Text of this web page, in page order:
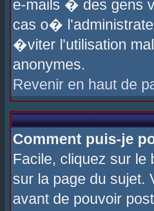
e-mails � des gens
cas o�
�viter l'utilisation
anonymes.
Revenir en haut de
Comment puis-je
Facile, cliquez sur
sur la page du sujet.
avant de pouvoir